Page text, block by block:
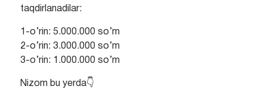
taqdirlanadilar:
1-o’rin: 5.000.000 so’m
2-o’rin: 3.000.000 so’m
3-o’rin: 1.000.000 so’m
Nizom bu yerda👇